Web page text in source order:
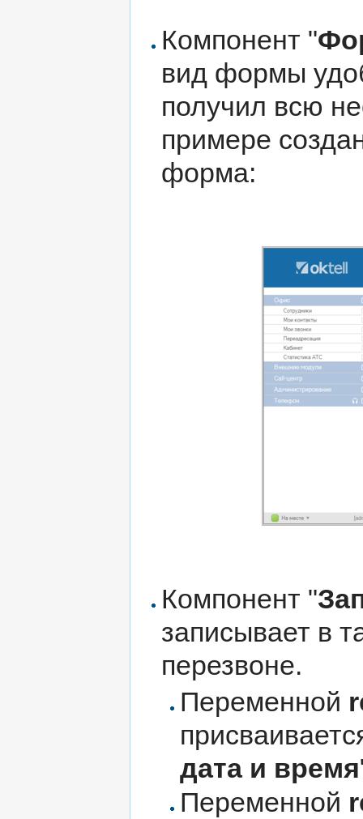
Компонент "
вид формы
получил всю
примере
форма:
Компонент "
записывает в
перезвоне.
Переменной
дата и время
Переменной